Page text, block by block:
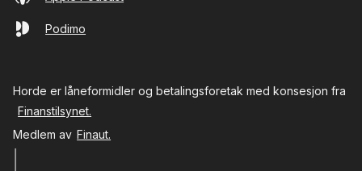
Podimo
Horde er låneformidler og betalingsforetak med konsesjon fra
Finanstilsynet.
Medlem av Finaut.